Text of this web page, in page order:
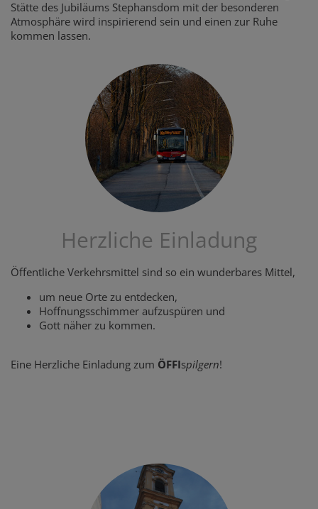
Stätte des Jubiläums Stephansdom mit der besonderen
Atmosphäre wird inspirierend sein und einen zur Ruhe
kommen lassen.
Herzliche Einladung
Öffentliche Verkehrsmittel sind so ein wunderbares Mittel,
um neue Orte zu entdecken,
Hoffnungsschimmer aufzuspüren und
Gott näher zu kommen.
Eine Herzliche Einladung zum ÖFFIspilgern!